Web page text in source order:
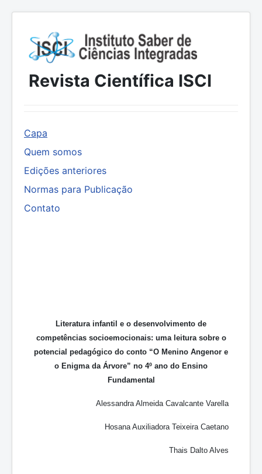
Revista Científica ISCI
Capa
Quem somos
Edições anteriores
Normas para Publicação
Contato
Literatura infantil e o desenvolvimento de
competências socioemocionais: uma leitura sobre o
potencial pedagógico do conto “O Menino Angenor e
o Enigma da Árvore” no 4º ano do Ensino
Fundamental
Alessandra Almeida Cavalcante Varella
Hosana Auxiliadora Teixeira Caetano
Thais Dalto Alves